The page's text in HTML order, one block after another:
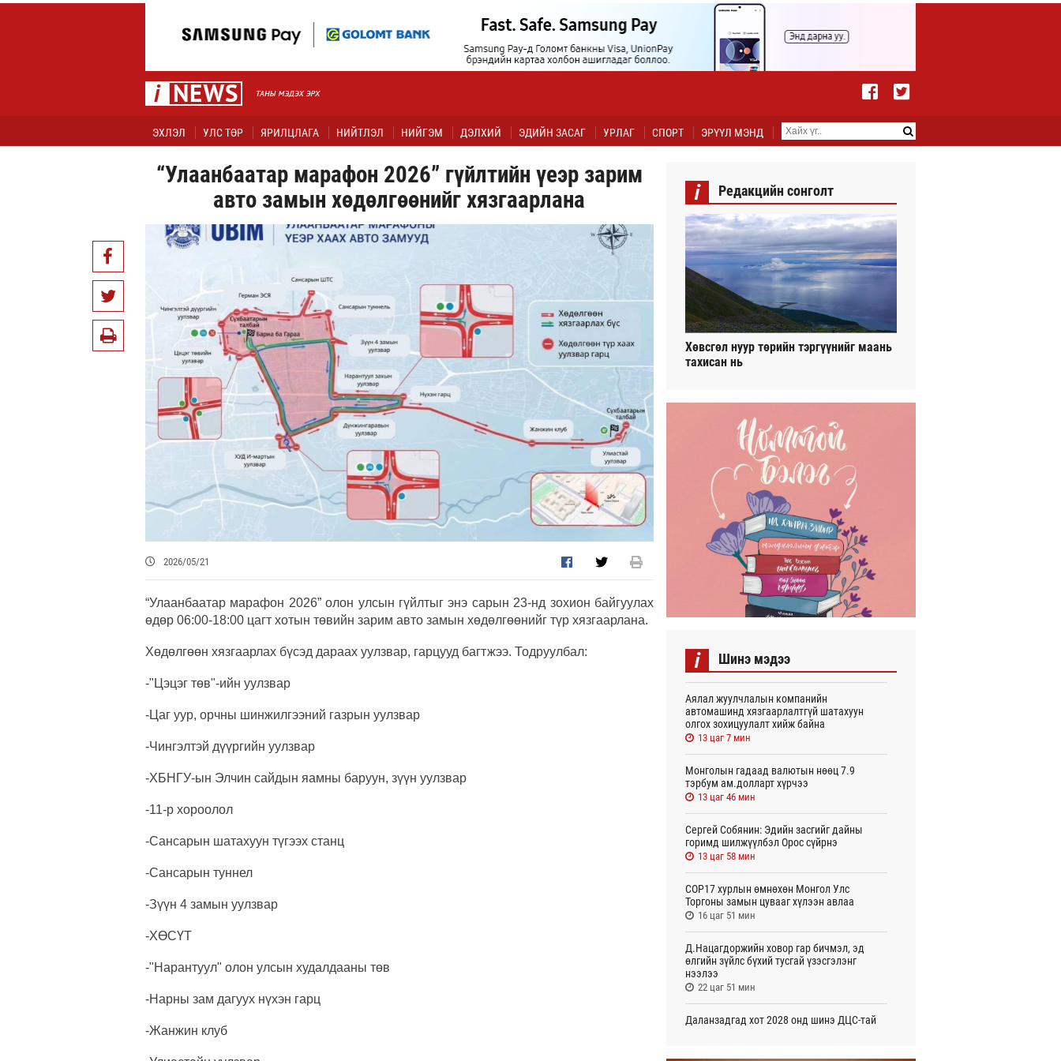
ЭХЛЭЛ УЛС ТӨР ЯРИЛЦЛАГА НИЙТЛЭЛ НИЙГЭМ ДЭЛХИЙ ЭДИЙН ЗАСАГ УРЛАГ СПОРТ ЭРҮҮЛ МЭНД
“Улаанбаатар марафон 2026” гүйлтийн үеэр зарим
авто замын хөдөлгөөнийг хязгаарлана
2026/05/21
“Улаанбаатар марафон 2026” олон улсын гүйлтыг энэ сарын 23-нд зохион байгуулах
өдөр 06:00-18:00 цагт хотын төвийн зарим авто замын хөдөлгөөнийг түр хязгаарлана.
Хөдөлгөөн хязгаарлах бүсэд дараах уулзвар, гарцууд багтжээ. Тодруулбал:
-"Цэцэг төв"-ийн уулзвар
-Цаг уур, орчны шинжилгээний газрын уулзвар
-Чингэлтэй дүүргийн уулзвар
-ХБНГУ-ын Элчин сайдын яамны баруун, зүүн уулзвар
-11-р хороолол
-Сансарын шатахуун түгээх станц
-Сансарын туннел
-Зүүн 4 замын уулзвар
-ХӨСҮТ
-"Нарантуул" олон улсын худалдааны төв
-Нарны зам дагуух нүхэн гарц
-Жанжин клуб
i Редакцийн сонголт
Хөвсгөл нуур төрийн тэргүүнийг маань
тахисан нь
i Шинэ мэдээ
Аялал жуулчлалын компанийн
автомашинд хязгаарлалтгүй шатахуун
олгох зохицуулалт хийж байна
13 цаг 7 мин
Монголын гадаад валютын нөөц 7.9
тэрбум ам.долларт хүрчээ
13 цаг 46 мин
Сергей Собянин: Эдийн засгийг дайны
горимд шилжүүлбэл Орос сүйрнэ
13 цаг 58 мин
COP17 хурлын өмнөхөн Монгол Улс
Торгоны замын цувааг хүлээн авлаа
16 цаг 51 мин
Д.Нацагдоржийн ховор гар бичмэл, эд
өлгийн зүйлс бүхий тусгай үзэсгэлэнг
нээлээ
22 цаг 51 мин
Даланзадгад хот 2028 онд шинэ ДЦС-тай